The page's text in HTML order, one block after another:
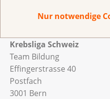
Nur notwendige
Bei Fragen melden Sie
Krebsliga Schweiz
Team Bildung
Effingerstrasse 40
Postfach
3001 Bern